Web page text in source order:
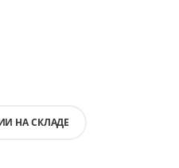
НА СКЛАДЕ